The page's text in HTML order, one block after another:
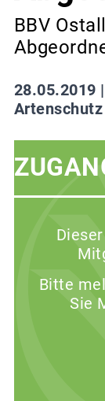
BBV
28.05.2019 |
Artenschutz
Bitte
Sie